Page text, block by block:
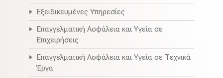
Εξειδικευμένες Υπηρεσίες
Επαγγελματική Ασφάλεια και Υγεία σε
Επιχειρήσεις
Επαγγελματική Ασφάλεια και Υγεία σε Τεχνικά
Έργα